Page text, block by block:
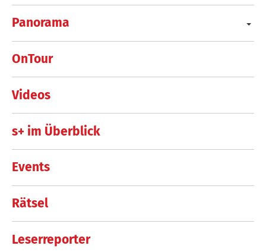
Panorama
OnTour
Videos
s+ im Überblick
Events
Rätsel
Leserreporter